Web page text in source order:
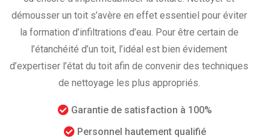
démousser un toit s’avère en effet essentiel pour éviter
la formation d’infiltrations d’eau. Pour être certain de
l’étanchéité d’un toit, l’idéal est bien évidement
d’expertiser l’état du toit afin de convenir des techniques
de nettoyage les plus appropriés.
Garantie de satisfaction à 100%
Personnel hautement qualifié